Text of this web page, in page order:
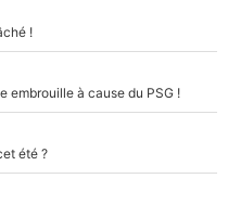
!
embrouille à cause du PSG !
été ?